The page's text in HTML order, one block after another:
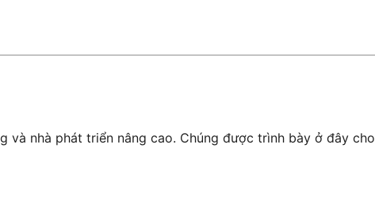
và nhà phát triển nâng cao. Chúng được trình bày ở đây cho